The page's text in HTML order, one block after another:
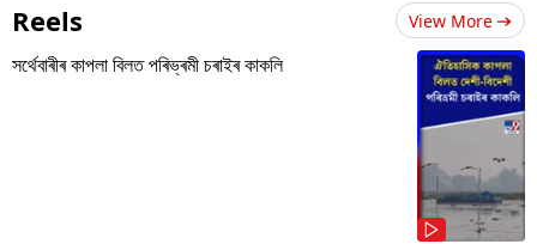
Reels View More
সৰ্থেবাৰীৰ কাপলা বিলত পৰিভ্ৰমী চৰাইৰ কাকলি